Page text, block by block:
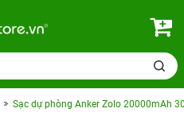
Sạc dự phòng Anker Zolo 20000mAh